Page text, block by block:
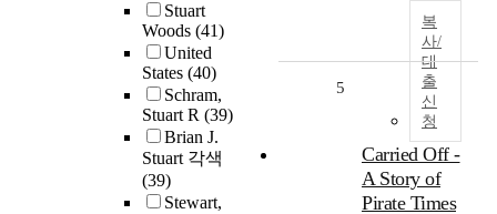
Stuart
Woods (41)
United
States (40)
Schram,
Stuart R (39)
Brian J.
Stuart 각색
(39)
Stewart,
복
사/
대
출
신
청
5
Carried Off -
A Story of
Pirate Times